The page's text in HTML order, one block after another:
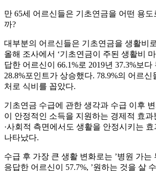
만 65세 어르신들은 기초연금을 어떤 용
까?
대부분의 어르신들은 기초연금을 생활비
올해 조사에서 ‘기초연금이 주된 생활비
답한 어르신이 66.1%로 2019년 37.3%보
28.8%포인트가 상승했다. 78.9%의 어르
처로 식비를 꼽았다.
기초연금 수급에 관한 생각과 수급 이후
이 안정적인 소득을 지원하는 경제적 효과
·사회적 측면에서도 생활을 안정시키는
나타났다.
수급 후 가장 큰 생활 변화로는 ’병원 가는
응답한 어르신이 57.7%, ’원하는 것을 살